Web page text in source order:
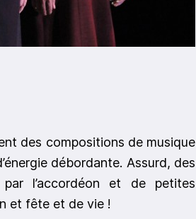
des compositions de musique
débordante. Assurd, des
l’accordéon et de petites
et fête et de vie !